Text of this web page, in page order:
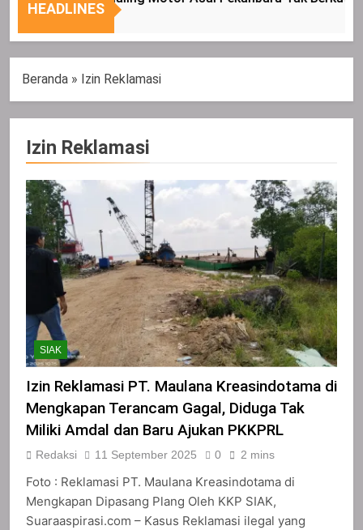
Nasional
Tepat
HEADLINES
Beranda » Izin Reklamasi
Izin Reklamasi
SIAK
Izin Reklamasi PT. Maulana Kreasindotama di
Mengkapan Terancam Gagal, Diduga Tak
Miliki Amdal dan Baru Ajukan PKKPRL
Redaksi 11 September 2025 0 2 mins
Foto : Reklamasi PT. Maulana Kreasindotama di
Mengkapan Dipasang Plang Oleh KKP SIAK,
Suaraaspirasi.com – Kasus Reklamasi ilegal yang